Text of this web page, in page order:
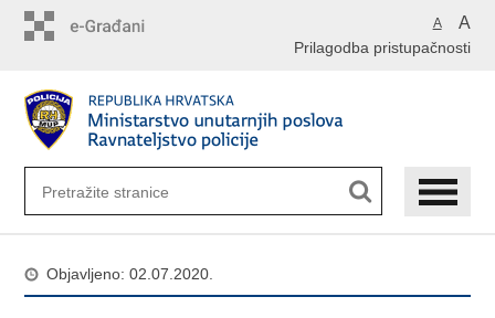
A A
Prilagodba pristupačnosti
Objavljeno: 02.07.2020.